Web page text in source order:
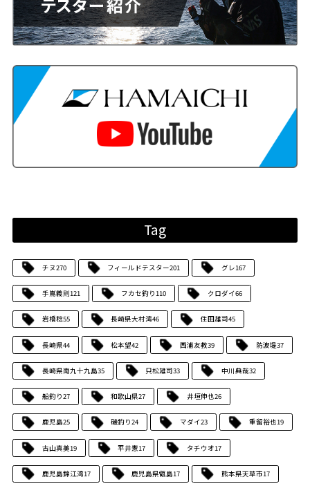
Tag
チヌ270 フィールドテスター201 グレ167
手嶌義則121 フカセ釣り110 クロダイ66
岩橋稔55 長崎県大村湾46 住田雄司45
長崎県44 松本望42 西浦友教39 防波堤37
長崎県南九十九島35 只松雄司33 中川典哉32
船釣り27 和歌山県27 井垣伸也26
鹿児島25 磯釣り24 マダイ23 重留裕也19
古山真美19 平井憲17 タチウオ17
鹿児島錦江湾17 鹿児島県甑島17 熊本県天草市17